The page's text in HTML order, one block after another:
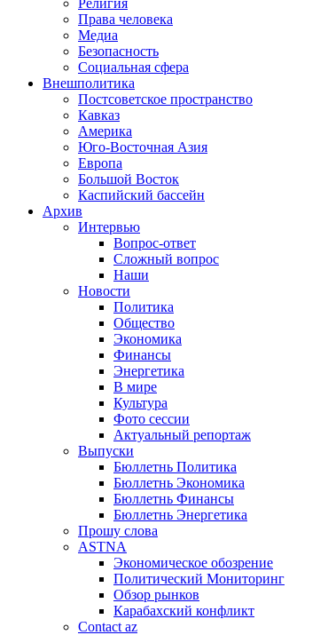
Религия
Права человека
Медиа
Безопасность
Социальная сфера
Внешполитика
Постсоветское пространство
Кавказ
Америка
Юго-Восточная Азия
Европа
Большой Восток
Каспийский бассейн
Архив
Интервью
Вопрос-ответ
Сложный вопрос
Наши
Новости
Политика
Общество
Экономика
Финансы
Энергетика
В мире
Культура
Фото сессии
Актуальный репортаж
Выпуски
Бюллетнь Политика
Бюллетнь Экономика
Бюллетнь Финансы
Бюллетнь Энергетика
Прошу слова
ASTNA
Экономическое обозрение
Политический Мониторинг
Обзор рынков
Карабахский конфликт
Contact az